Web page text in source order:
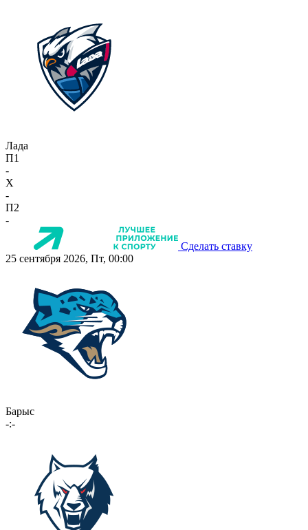
Лада
П1
-
X
-
П2
-
Сделать ставку
25 сентября 2026, Пт, 00:00
Барыс
-:-